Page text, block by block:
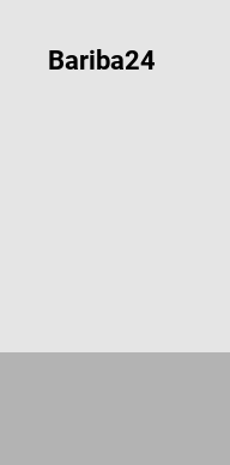
Bariba24